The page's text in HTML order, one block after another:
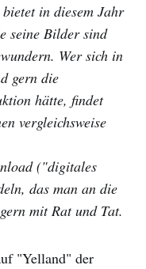
in diesem Jahr
seine Bilder sind
Wer sich in
gern die
hätte, findet
vergleichsweise
("digitales
das man an die
mit Rat und Tat.
"Yelland" der